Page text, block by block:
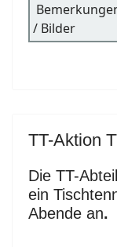
/ Bilder
TT-Aktion
Die TT-
ein
Abende an.